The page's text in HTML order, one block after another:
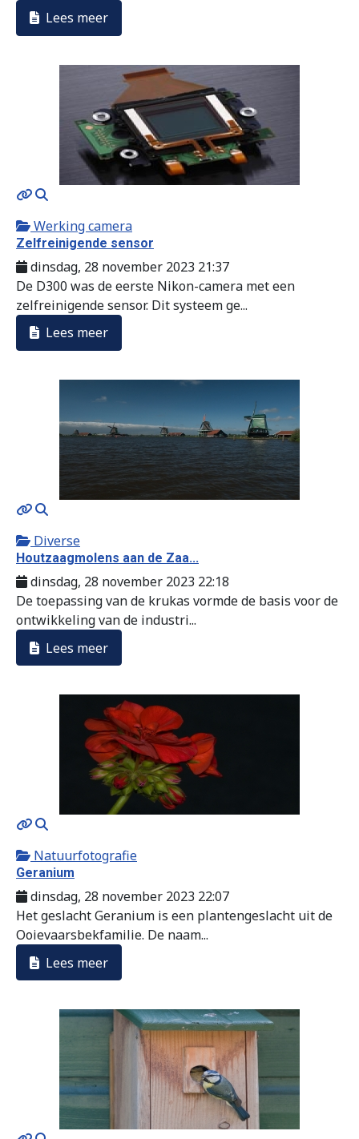
Lees meer
MOD_JTCS_VIEW_ARTICLE_LINK
Werking camera
Zelfreinigende sensor
dinsdag, 28 november 2023 21:37
De D300 was de eerste Nikon-camera met een
zelfreinigende sensor. Dit systeem ge...
Lees meer
MOD_JTCS_VIEW_ARTICLE_LINK
Diverse
Houtzaagmolens aan de Zaa...
dinsdag, 28 november 2023 22:18
De toepassing van de krukas vormde de basis voor de
ontwikkeling van de industri...
Lees meer
MOD_JTCS_VIEW_ARTICLE_LINK
Natuurfotografie
Geranium
dinsdag, 28 november 2023 22:07
Het geslacht Geranium is een plantengeslacht uit de
Ooievaarsbekfamilie. De naam...
Lees meer